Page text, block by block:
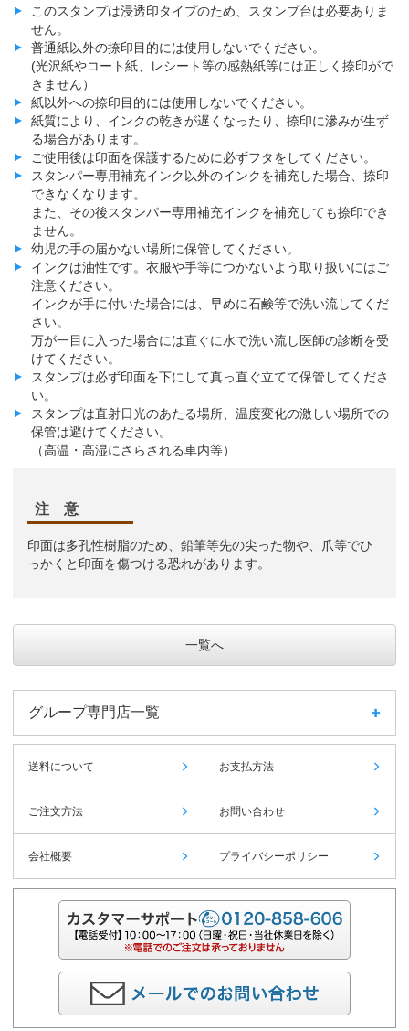
このスタンプは浸透印タイプのため、スタンプ台は必要ありま
せん。
普通紙以外の捺印目的には使用しないでください。
(光沢紙やコート紙、レシート等の感熱紙等には正しく捺印がで
きません）
紙以外への捺印目的には使用しないでください。
紙質により、インクの乾きが遅くなったり、捺印に滲みが生ず
る場合があります。
ご使用後は印面を保護するために必ずフタをしてください。
スタンパー専用補充インク以外のインクを補充した場合、捺印
できなくなります。
また、その後スタンパー専用補充インクを補充しても捺印でき
ません。
幼児の手の届かない場所に保管してください。
インクは油性です。衣服や手等につかないよう取り扱いにはご
注意ください。
インクが手に付いた場合には、早めに石鹸等で洗い流してくだ
さい。
万が一目に入った場合には直ぐに水で洗い流し医師の診断を受
けてください。
スタンプは必ず印面を下にして真っ直ぐ立てて保管してくださ
い。
スタンプは直射日光のあたる場所、温度変化の激しい場所での
保管は避けてください。
（高温・高湿にさらされる車内等）
注 意
印面は多孔性樹脂のため、鉛筆等先の尖った物や、爪等でひ
っかくと印面を傷つける恐れがあります。
一覧へ
グループ専門店一覧
送料について お支払方法
ご注文方法 お問い合わせ
会社概要 プライバシーポリシー